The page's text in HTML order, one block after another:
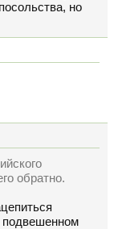
но
обратно.
подвешенном